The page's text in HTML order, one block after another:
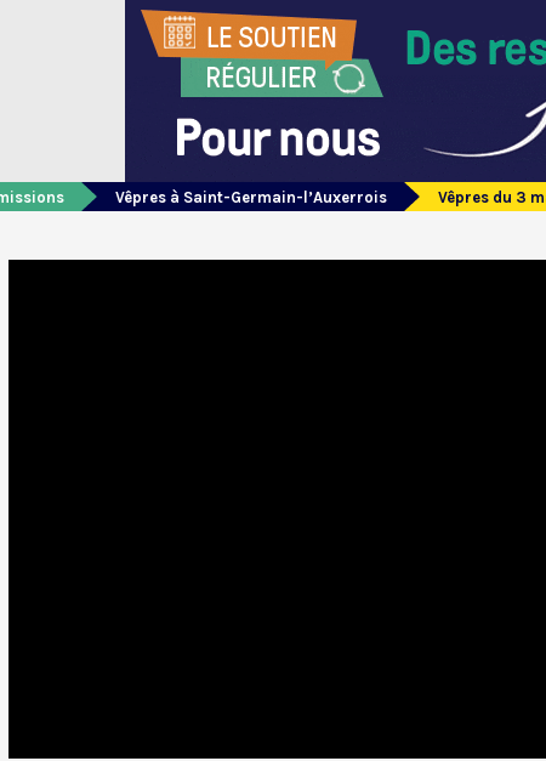
Vêpres à Saint-Germain-l’Auxerrois Vêpres du 3